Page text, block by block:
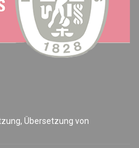
Übersetzung von